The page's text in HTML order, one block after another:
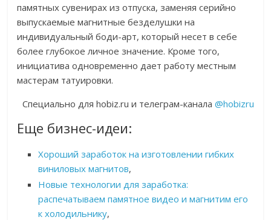
памятных сувенирах из отпуска, заменяя серийно
выпускаемые магнитные безделушки на
индивидуальный боди-арт, который несет в себе
более глубокое личное значение. Кроме того,
инициатива одновременно дает работу местным
мастерам татуировки.
Специально для hobiz.ru и телеграм-канала @hobizru
Еще бизнес-идеи:
Хороший заработок на изготовлении гибких
виниловых магнитов,
Новые технологии для заработка:
распечатываем памятное видео и магнитим его
к холодильнику,